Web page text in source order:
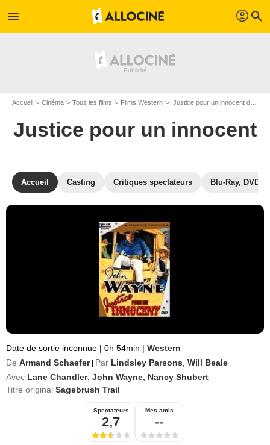
menu profil search
Accueil Cinéma Tous les films Films Western Justice pour un innocent de Armand Schaefer
Justice pour un innocent
Accueil Casting Critiques spectateurs Blu-Ray, DVD
Date de sortie inconnue | 0h 54min | Western
De Armand Schaefer Par Lindsley Parsons Will Beale
Avec Lane Chandler, John Wayne Nancy Shubert
Titre original Sagebrush Trail
Spectateurs
2,7
Mes amis
--